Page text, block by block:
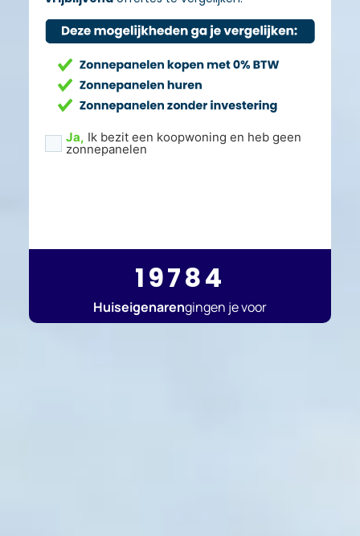
Koopwoning
*
Ja, Ik bezit een koopwoning en heb geen
zonnepanelen
Huiseigenarengingen je voor
19784